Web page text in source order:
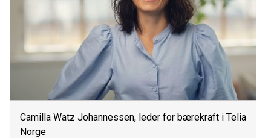
Camilla Watz Johannessen, leder for bærekraft i Telia
Norge